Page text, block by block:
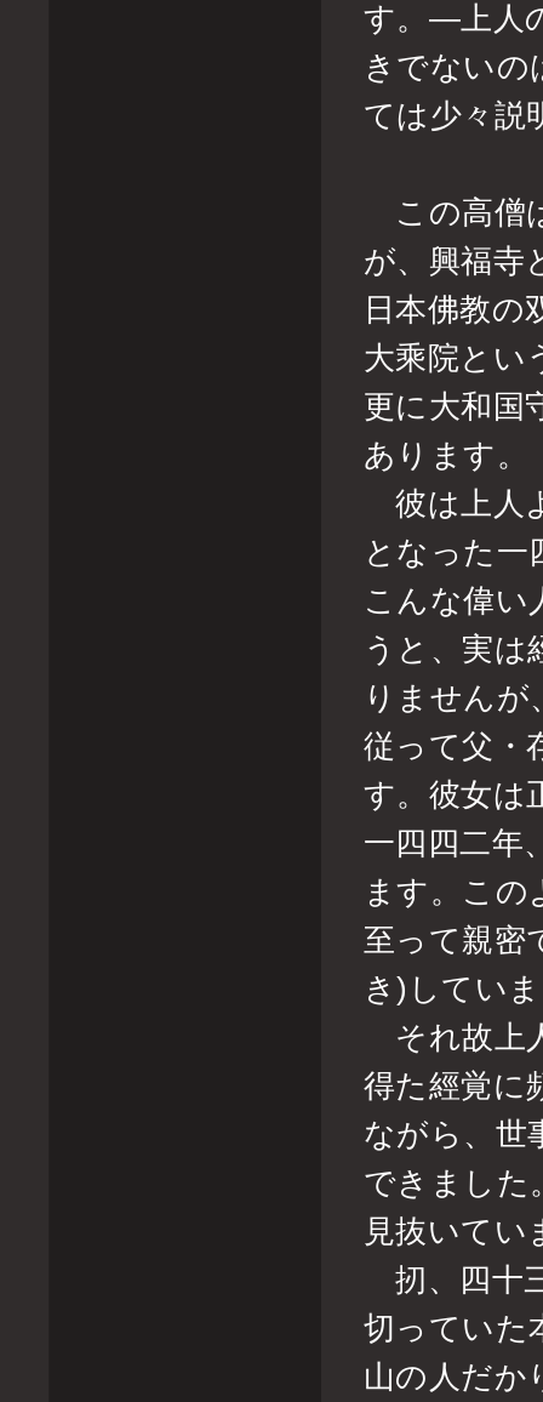
す。―上人
きでない
ては少々説
この高僧
が、興福寺
日本佛教の
大乘院とい
更に大和国
あります。
彼は上人
となった一
こんな偉い
うと、実は
りませんが
従って父・
す。彼女は
一四四二年
ます。この
至って親密
き)してい
それ故上
得た經覚に
ながら、世
できました
見抜いてい
扨、四十
切っていた
山の人だか